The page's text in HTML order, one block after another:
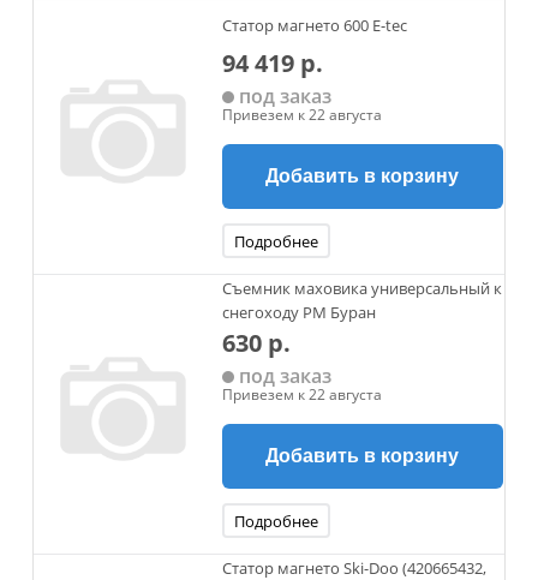
Статор магнето 600 E-tec
94 419 р.
под заказ
Привезем к 22 августа
Добавить в корзину
Подробнее
Съемник маховика универсальный к
снегоходу РМ Буран
630 р.
под заказ
Привезем к 22 августа
Добавить в корзину
Подробнее
Статор магнето Ski-Doo (420665432,